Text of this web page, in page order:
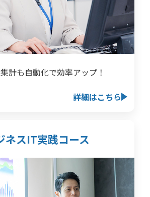
計も自動化で効率アップ！
詳細はこちら
ネスIT実践コース